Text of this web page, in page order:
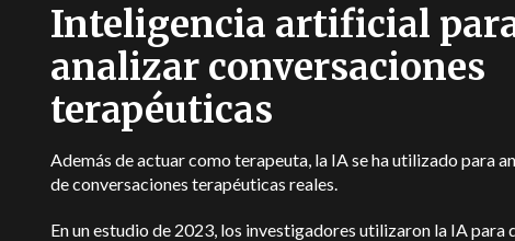
Inteligencia artificial
analizar conversaciones
terapéuticas
Además de actuar como terapeuta, la IA se ha utilizado para
de conversaciones terapéuticas reales.
En un estudio de 2023, los investigadores utilizaron la IA para